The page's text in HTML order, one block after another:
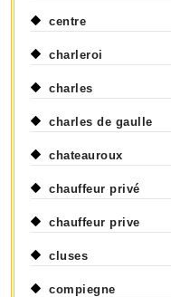
centre
charleroi
charles
charles de gaulle
chateauroux
chauffeur privé
chauffeur prive
cluses
compiegne